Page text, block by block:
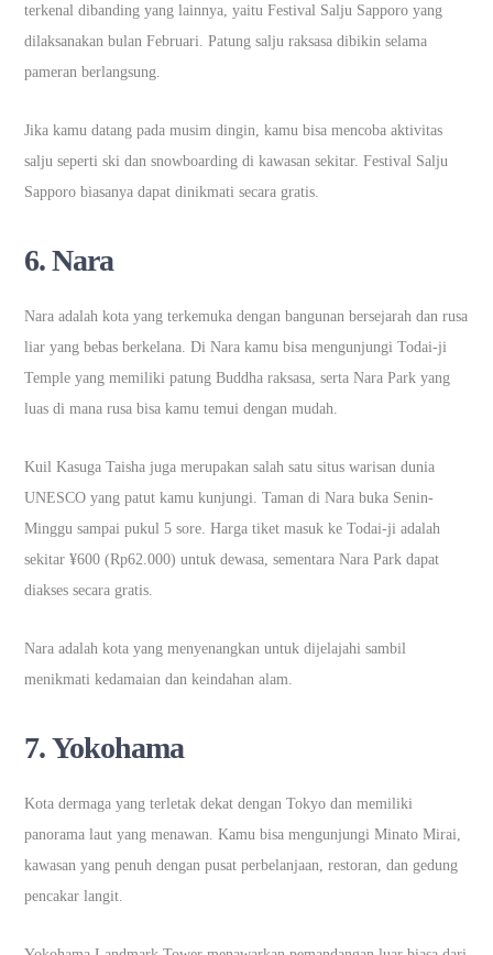
terkenal dibanding yang lainnya, yaitu Festival Salju Sapporo yang
dilaksanakan bulan Februari. Patung salju raksasa dibikin selama
pameran berlangsung.
Jika kamu datang pada musim dingin, kamu bisa mencoba aktivitas
salju seperti ski dan snowboarding di kawasan sekitar. Festival Salju
Sapporo biasanya dapat dinikmati secara gratis.
6.Nara
Nara adalah kota yang terkemuka dengan bangunan bersejarah dan rusa
liar yang bebas berkelana. Di Nara kamu bisa mengunjungi Todai-ji
Temple yang memiliki patung Buddha raksasa, serta Nara Park yang
luas di mana rusa bisa kamu temui dengan mudah.
Kuil Kasuga Taisha juga merupakan salah satu situs warisan dunia
UNESCO yang patut kamu kunjungi. Taman di Nara buka Senin-
Minggu sampai pukul 5 sore. Harga tiket masuk ke Todai-ji adalah
sekitar ¥600 (Rp62.000) untuk dewasa, sementara Nara Park dapat
diakses secara gratis.
Nara adalah kota yang menyenangkan untuk dijelajahi sambil
menikmati kedamaian dan keindahan alam.
7.Yokohama
Kota dermaga yang terletak dekat dengan Tokyo dan memiliki
panorama laut yang menawan. Kamu bisa mengunjungi Minato Mirai,
kawasan yang penuh dengan pusat perbelanjaan, restoran, dan gedung
pencakar langit.